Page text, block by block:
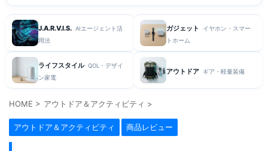
J.A.R.V.I.S. AIエージェント活
用法
ガジェット
イヤホン・スマー
トホーム
ライフスタイル QOL・デザイ
ン家電
アウトドア ギア・軽量装備
HOME > アウトドア＆アクティビティ >
アウトドア＆アクティビティ 商品レビュー